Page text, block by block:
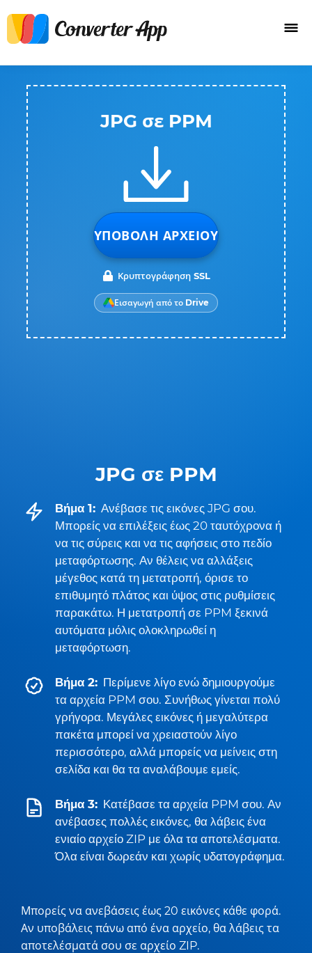
JPG σε PPM
Βήμα 1: Ανέβασε τις εικόνες JPG σου.
Μπορείς να επιλέξεις έως 20 ταυτόχρονα ή
να τις σύρεις και να τις αφήσεις στο πεδίο
μεταφόρτωσης. Αν θέλεις να αλλάξεις
μέγεθος κατά τη μετατροπή, όρισε το
επιθυμητό πλάτος και ύψος στις ρυθμίσεις
παρακάτω. Η μετατροπή σε PPM ξεκινά
αυτόματα μόλις ολοκληρωθεί η
μεταφόρτωση.
Βήμα 2: Περίμενε λίγο ενώ δημιουργούμε
τα αρχεία PPM σου. Συνήθως γίνεται πολύ
γρήγορα. Μεγάλες εικόνες ή μεγαλύτερα
πακέτα μπορεί να χρειαστούν λίγο
περισσότερο, αλλά μπορείς να μείνεις στη
σελίδα και θα τα αναλάβουμε εμείς.
Βήμα 3: Κατέβασε τα αρχεία PPM σου. Αν
ανέβασες πολλές εικόνες, θα λάβεις ένα
ενιαίο αρχείο ZIP με όλα τα αποτελέσματα.
Όλα είναι δωρεάν και χωρίς υδατογράφημα.
Μπορείς να ανεβάσεις έως 20 εικόνες κάθε φορά.
Αν υποβάλεις πάνω από ένα αρχείο, θα λάβεις τα
αποτελέσματά σου σε αρχείο ZIP.
JPG σε PPM
ΥΠΟΒΟΛΉ ΑΡΧΕΊΟΥ
Κρυπτογράφηση SSL
Εισαγωγή από το Drive